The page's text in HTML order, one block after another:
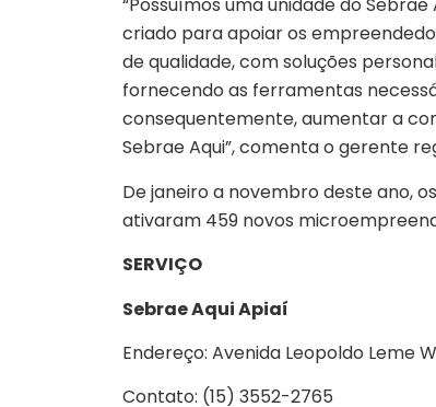
“Possuímos uma unidade do
criado para apoiar os
de qualidade, com soluções
fornecendo as ferramentas
consequentemente, aumentar a
Sebrae Aqui”, comenta o gerente
De janeiro a novembro deste ano,
ativaram 459 novos
SERVIÇO
Sebrae Aqui Apiaí
Endereço: Avenida Leopoldo Leme
Contato: (15) 3552-2765